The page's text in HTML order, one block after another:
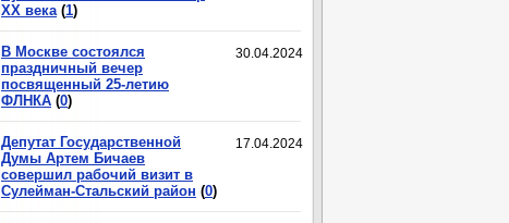
XX века (1)
30.04.2024
В Москве состоялся
праздничный вечер
посвященный 25-летию
ФЛНКА (0)
17.04.2024
Депутат Государственной
Думы Артем Бичаев
совершил рабочий визит в
Сулейман-Стальский район (0)